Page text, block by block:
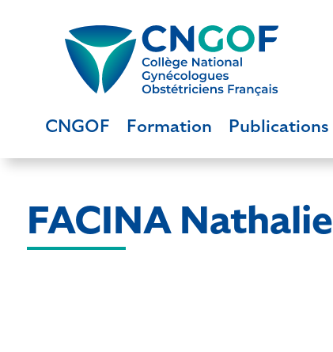
CNGOF Formation Publications
FACINA Nathalie